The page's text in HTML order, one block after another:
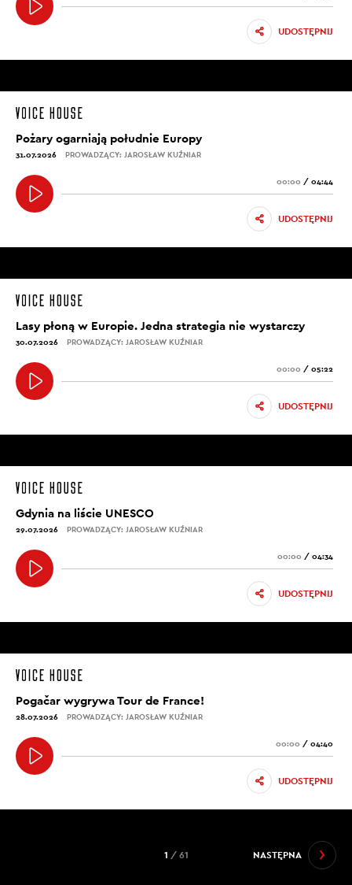
UDOSTĘPNIJ
Pożary ogarniają południe Europy
31.07.2026 PROWADZĄCY: JAROSŁAW KUŹNIAR
00:00 / 04:44
UDOSTĘPNIJ
Lasy płoną w Europie. Jedna strategia nie wystarczy
30.07.2026 PROWADZĄCY: JAROSŁAW KUŹNIAR
00:00 / 05:22
UDOSTĘPNIJ
Gdynia na liście UNESCO
29.07.2026 PROWADZĄCY: JAROSŁAW KUŹNIAR
00:00 / 04:34
UDOSTĘPNIJ
Pogačar wygrywa Tour de France!
28.07.2026 PROWADZĄCY: JAROSŁAW KUŹNIAR
00:00 / 04:40
UDOSTĘPNIJ
NASTĘPNA
1 / 61